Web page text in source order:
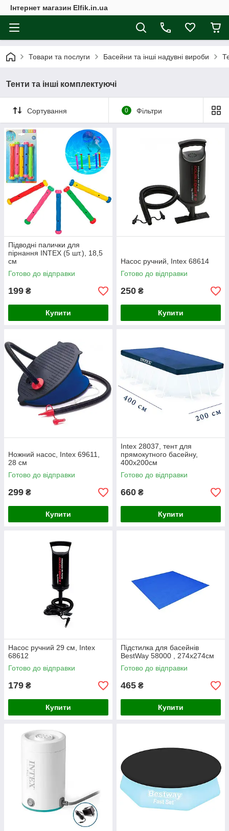
Інтернет магазин Elfik.in.ua
Товари та послуги Басейни та інші надувні вироби
Тенти та інші комплектуючі
Сортування 0 Фільтри
Підводні палички для
пірнання INTEX (5 шт.), 18,5
см
Готово до відправки
199 ₴
Купити
Насос ручний, Intex 68614
Готово до відправки
250 ₴
Купити
Ножний насос, Intex 69611,
28 см
Готово до відправки
299 ₴
Купити
Intex 28037, тент для
прямокутного басейну,
400x200см
Готово до відправки
660 ₴
Купити
Насос ручний 29 см, Intex
68612
Готово до відправки
179 ₴
Купити
Підстилка для басейнів
BestWay 58000 , 274х274см
Готово до відправки
465 ₴
Купити